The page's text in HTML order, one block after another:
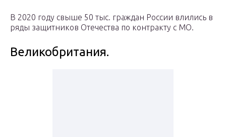
В 2020 году свыше 50 тыс. граждан России влились в
ряды защитников Отечества по контракту с МО.
Великобритания.